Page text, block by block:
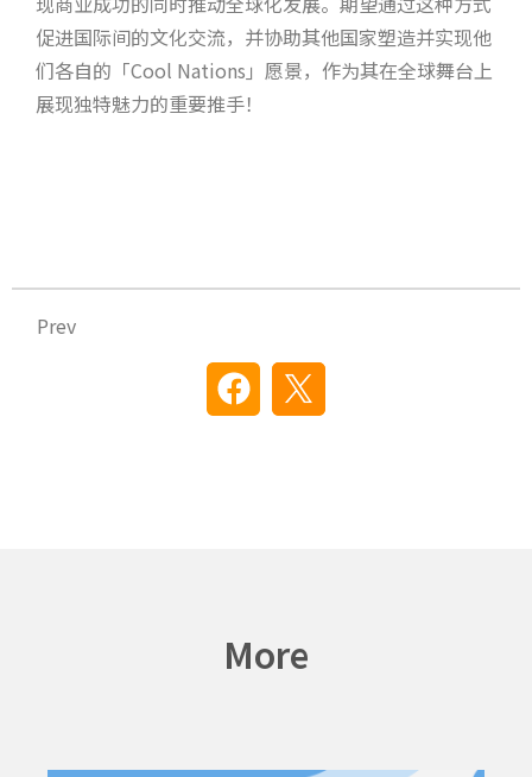
促进国际间的文化交流，并协助其他国家塑造并实现他
们各自的「Cool Nations」愿景，作为其在全球舞台上
展现独特魅力的重要推手！
Prev
More